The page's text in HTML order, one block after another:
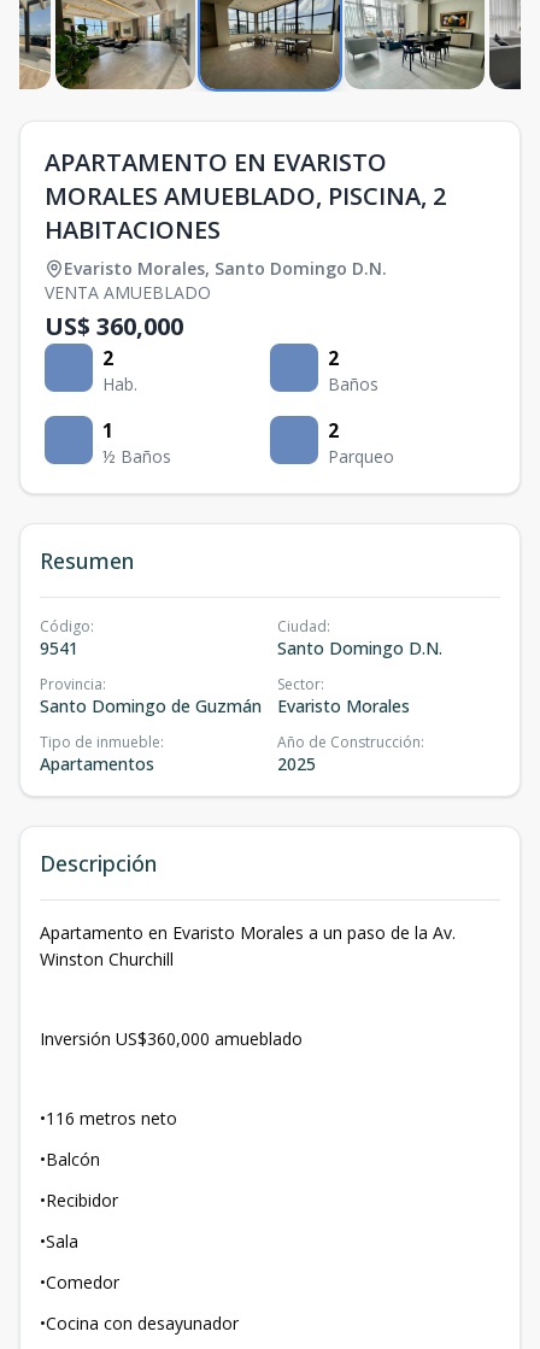
APARTAMENTO EN EVARISTO
MORALES AMUEBLADO, PISCINA, 2
HABITACIONES
Evaristo Morales, Santo Domingo D.N.
VENTA AMUEBLADO
US$ 360,000
2
Hab.
2
Baños
1
½ Baños
2
Parqueo
Resumen
Código:
9541
Ciudad:
Santo Domingo D.N.
Provincia:
Santo Domingo de Guzmán
Sector:
Evaristo Morales
Tipo de inmueble:
Apartamentos
Año de Construcción:
2025
Descripción
Apartamento en Evaristo Morales a un paso de la Av.
Winston Churchill
Inversión US$360,000 amueblado
•116 metros neto
•Balcón
•Recibidor
•Sala
•Comedor
•Cocina con desayunador